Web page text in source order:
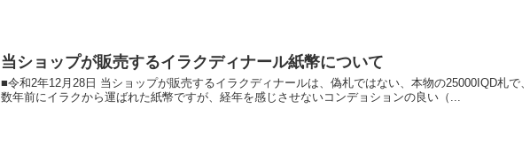
当ショップが販売するイラクディナール紙幣について
■令和2年12月28日 当ショップが販売するイラクディナールは、偽札ではない、本物の25000IQD札で、
数年前にイラクから運ばれた紙幣ですが、経年を感じさせないコンデョションの良い（...